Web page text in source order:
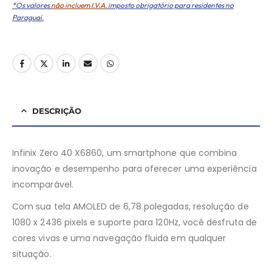
*Os valoresnão incluem I.V.A. imposto obrigatório para residentes no
Paraguai.
DESCRIÇÃO
Infinix Zero 40 X6860, um smartphone que combina
inovação e desempenho para oferecer uma experiência
incomparável.
Com sua tela AMOLED de 6,78 polegadas, resolução de
1080 x 2436 pixels e suporte para 120Hz, você desfruta de
cores vivas e uma navegação fluida em qualquer
situação.